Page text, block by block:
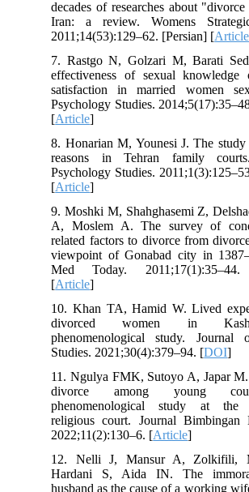
decades of researches about
Iran: a review. Womens
2011;14(53):129–62. [Persian] [
7. Rastgo N, Golzari M, Barati
effectiveness of sexual
satisfaction in married women
Psychology Studies.
[Article
8. Honarian M, Younesi J. The
reasons in Tehran family
Psychology Studies.
[Article
9. Moshki M, Shahghasemi Z,
A, Moslem A. The survey of
related factors to divorce from
viewpoint of Gonabad city in
Med Today.
[Article
10. Khan TA, Hamid W. Lived
divorced women in
phenomenological study. Journal
Studies. 2021;30(4):379–94. [DOI
11. Ngulya FMK, Sutoyo A, Japar
divorce among young
phenomenological study at the
religious court. Journal Bimbingan
2022;11(2):130–6. [Article
12. Nelli J, Mansur A, Zolkifili,
Hardani S, Aida IN. The
husband as the cause of a working